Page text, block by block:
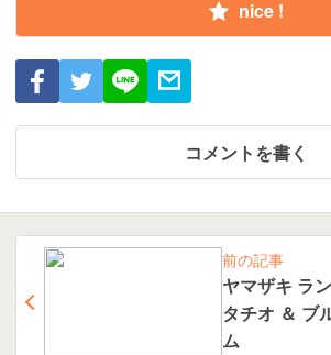
nice !
コメントを書く
前の記事
ヤマザキ ランチパック ピス
タチオ ＆ ブ
ム